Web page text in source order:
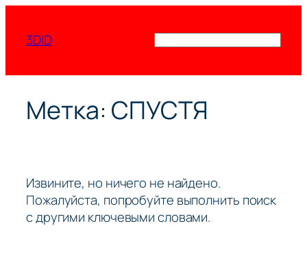
содержимому
3DID
Метка: СПУСТЯ
Извините, но ничего не найдено.
Пожалуйста, попробуйте выполнить поиск
с другими ключевыми словами.